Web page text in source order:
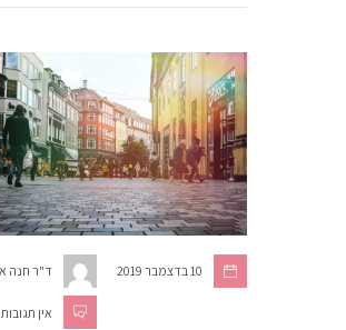
ד"ר חנה 10 בדצמבר 2019
אין תגובות